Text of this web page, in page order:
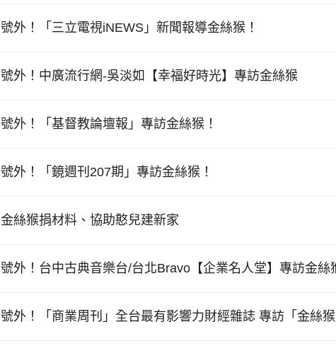
號外！「三立電視iNEWS」新聞報導金絲猴！
號外！中廣流行網-吳淡如【幸福好時光】專訪金絲猴
號外！「基督教論壇報」專訪金絲猴！
號外！「鏡週刊207期」專訪金絲猴！
金絲猴捐材料、協助憨兒建新家
號外！台中古典音樂台/台北Bravo【企業名人堂】專訪金絲
號外！「商業周刊」全台最有影響力財經雜誌 專訪「金絲